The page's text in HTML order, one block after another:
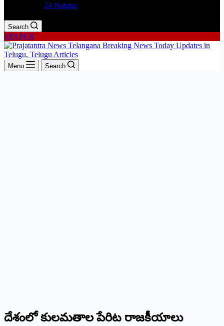
24 గంటలు
Search
EPAPER
Menu Search
దేశంలో కులమతాల పేరిట రాజకీయాలు